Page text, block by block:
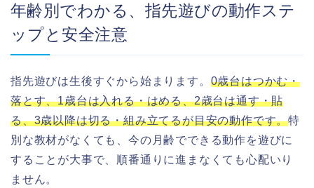
年齢別でわかる、指先遊びの動作ステ
ップと安全注意
指先遊びは生後すぐから始まります。 0歳台はつかむ・
落とす、1歳台は入れる・はめる、2歳台は通す・貼
る、3歳以降は切る・組み立てるが目安の動作です。特
別な教材がなくても、今の月齢でできる動作を遊びに
することが大事で、順番通りに進まなくても心配いり
ません。